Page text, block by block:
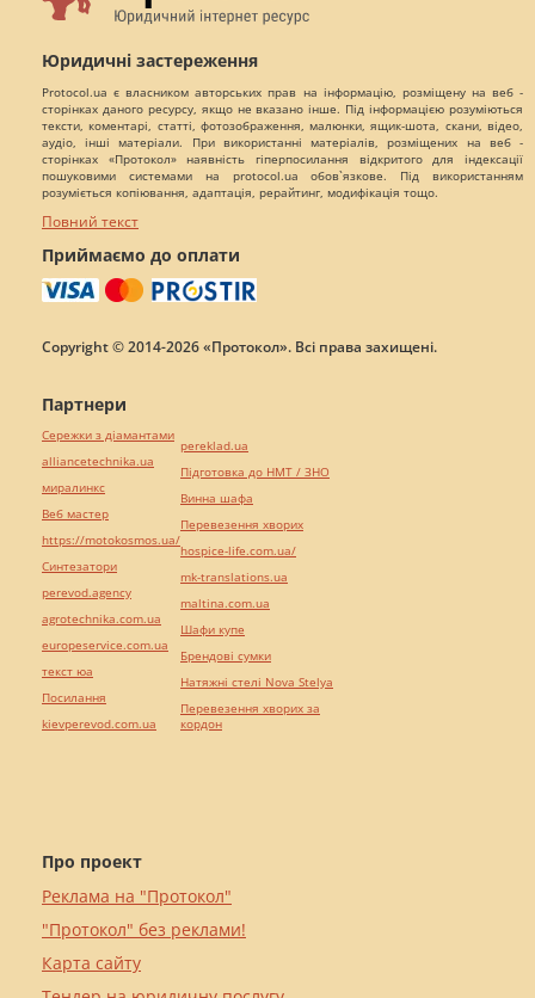
Юридичні застереження
Protocol.ua є власником авторських прав на інформацію, розміщену на веб -
сторінках даного ресурсу, якщо не вказано інше. Під інформацією розуміються
тексти, коментарі, статті, фотозображення, малюнки, ящик-шота, скани, відео,
аудіо, інші матеріали. При використанні матеріалів, розміщених на веб -
сторінках «Протокол» наявність гіперпосилання відкритого для індексації
пошуковими системами на protocol.ua обов`язкове. Під використанням
розуміється копіювання, адаптація, рерайтинг, модифікація тощо.
Повний текст
Приймаємо до оплати
Copyright © 2014-2026 «Протокол». Всі права захищені.
Про проект
Реклама на "Протокол"
"Протокол" без реклами!
Карта сайту
Партнери
Сережки з діамантами
alliancetechnika.ua
миралинкс
Веб мастер
https://motokosmos.ua/
Синтезатори
perevod.agency
agrotechnika.com.ua
europeservice.com.ua
текст юа
Посилання
kievperevod.com.ua
pereklad.ua
Підготовка до НМТ / ЗНО
Винна шафа
Перевезення хворих
hospice-life.com.ua/
mk-translations.ua
maltina.com.ua
Шафи купе
Брендові сумки
Натяжні стелі Nova Stelya
Перевезення хворих за
кордон